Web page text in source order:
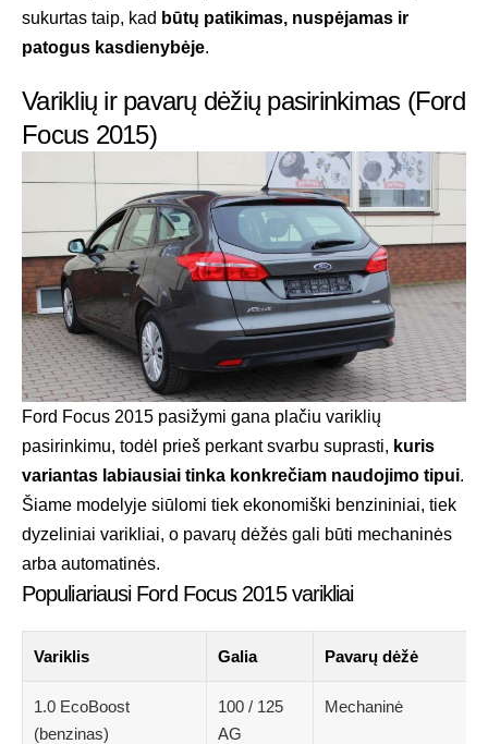
sukurtas taip, kad būtų patikimas, nuspėjamas ir
patogus kasdienybėje.
Variklių ir pavarų dėžių pasirinkimas (Ford
Focus 2015)
Ford Focus 2015 pasižymi gana plačiu variklių
pasirinkimu, todėl prieš perkant svarbu suprasti, kuris
variantas labiausiai tinka konkrečiam naudojimo tipui.
Šiame modelyje siūlomi tiek ekonomiški benzininiai, tiek
dyzeliniai varikliai, o pavarų dėžės gali būti mechaninės
arba automatinės.
Populiariausi Ford Focus 2015 varikliai
Variklis Galia Pavarų dėžė
1.0 EcoBoost
(benzinas)
100 / 125
AG
Mechaninė